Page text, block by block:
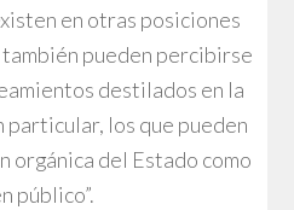
en otras posiciones
pueden percibirse
destilados en la
particular, los que pueden
orgánica del Estado como
público”.